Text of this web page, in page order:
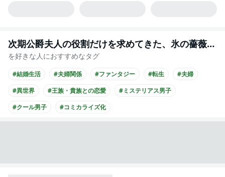
次期公爵夫人の役割だけを求めてきた、氷の薔薇と謳われる旦那様が家庭内ストーカーと化した件
を好きな人におすすめなタグ
#結婚生活 #夫婦関係 #ファンタジー #転生
#夫婦
#異世界
#王族・貴族との恋愛
#ミステリアス男子
#クール男子
#コミカライズ化